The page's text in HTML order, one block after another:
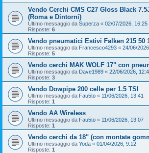
Vendo Cerchi CMS C27 Gloss Black
(Roma e Dintorni)
Ultimo messaggio da Superza « 02/07/2026, 16:25
Risposte: 6
Vendo pneumatici Estivi Falken 215 50
Ultimo messaggio da Francesco4293 « 24/06/
Risposte: 5
Vendo cerchi MAK WOLF 17" con
Ultimo messaggio da Dave1989 « 22/06/2026,
Risposte: 3
Vendo Dowpipe 200 celle per 1.5 TSI
Ultimo messaggio da Fau5to « 11/06/2026, 13:41
Risposte: 1
Vendo AA Wireless
Ultimo messaggio da Fau5to « 11/06/2026, 13:07
Risposte: 1
Vendo cerchi da 18" (con montate
Ultimo messaggio da Yoda « 01/04/2026, 9:12
Risposte: 1